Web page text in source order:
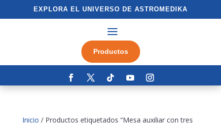
EXPLORA EL UNIVERSO DE ASTROMEDIKA
Productos
Inicio / Productos etiquetados “Mesa auxiliar con tres